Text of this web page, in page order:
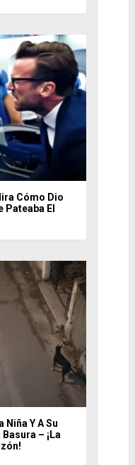
Cómo Dio
Pateaba El
Niña Y A Su
– ¡La